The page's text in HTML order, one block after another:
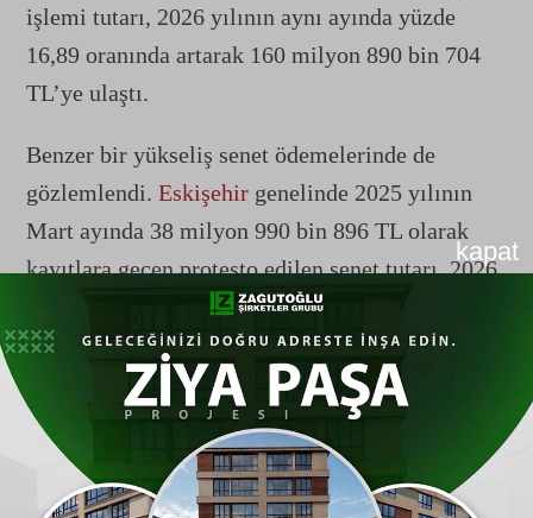
kapat
işlemi tutarı, 2026 yılının aynı ayında yüzde
16,89 oranında artarak 160 milyon 890 bin 704
TL’ye ulaştı.
Benzer bir yükseliş senet ödemelerinde de
gözlemlendi. Eskişehir genelinde 2025 yılının
Mart ayında 38 milyon 990 bin 896 TL olarak
kayıtlara geçen protesto edilen senet tutarı, 2026
yılının aynı döneminde yüzde 75,90 gibi yüksek
bir artış oranı yakalayarak 68 milyon 585 bin 224
TL seviyesine fırladı.
İnşaat Sektöründe Hareketlilik: Konut
SatışlarıEskişehir’de Arttı